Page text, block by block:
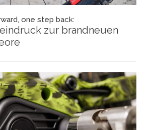
one step back:
zur brandneuen